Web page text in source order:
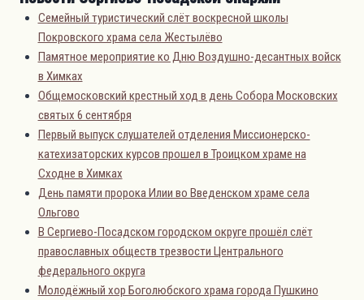
Семейный туристический слёт воскресной школы
Покровского храма села Жестылёво
Памятное мероприятие ко Дню Воздушно-десантных войск
в Химках
Общемосковский крестный ход в день Собора Московских
святых 6 сентября
Первый выпуск слушателей отделения Миссионерско-
катехизаторских курсов прошел в Троицком храме на
Сходне в Химках
День памяти пророка Илии во Введенском храме села
Ольгово
В Сергиево-Посадском городском округе прошёл слёт
православных обществ трезвости Центрального
федерального округа
Молодёжный хор Боголюбского храма города Пушкино